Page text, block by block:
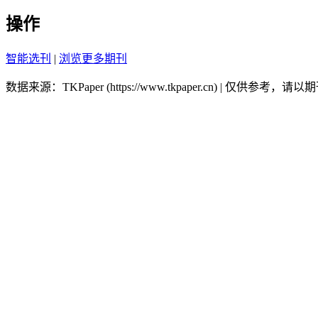
操作
智能选刊 | 浏览更多期刊
数据来源：TKPaper (https://www.tkpaper.cn) | 仅供参考，请以